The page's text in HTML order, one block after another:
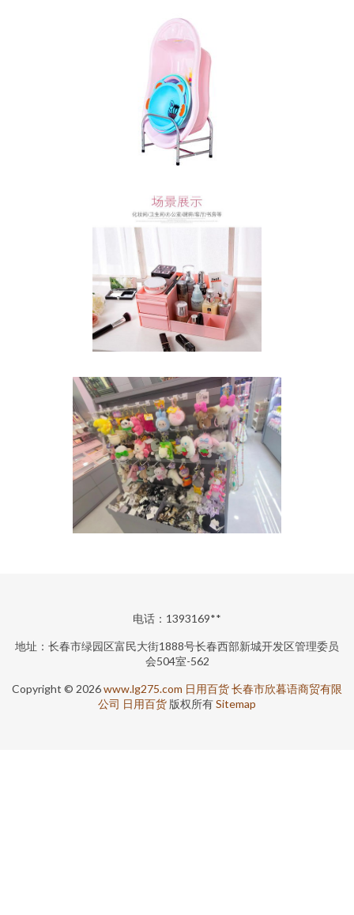
电话：1393169**
地址：长春市绿园区富民大街1888号长春西部新城开发区管理委员
会504室-562
Copyright © 2026www.lg275.com 日用百货长春市欣暮语商贸有限
公司 日用百货 版权所有Sitemap